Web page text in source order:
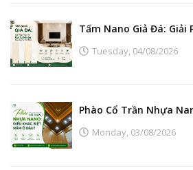
Tuesday, 04/08/2026
Monday, 03/08/2026